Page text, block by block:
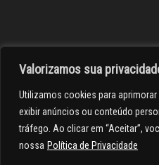
Valorizamos sua
Utilizamos cookies para
exibir anúncios ou conteúdo
tráfego. Ao clicar em “Aceitar”,
nossa Política de Privacidade
><(((º> 17